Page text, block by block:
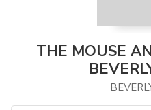
THE MOUSE